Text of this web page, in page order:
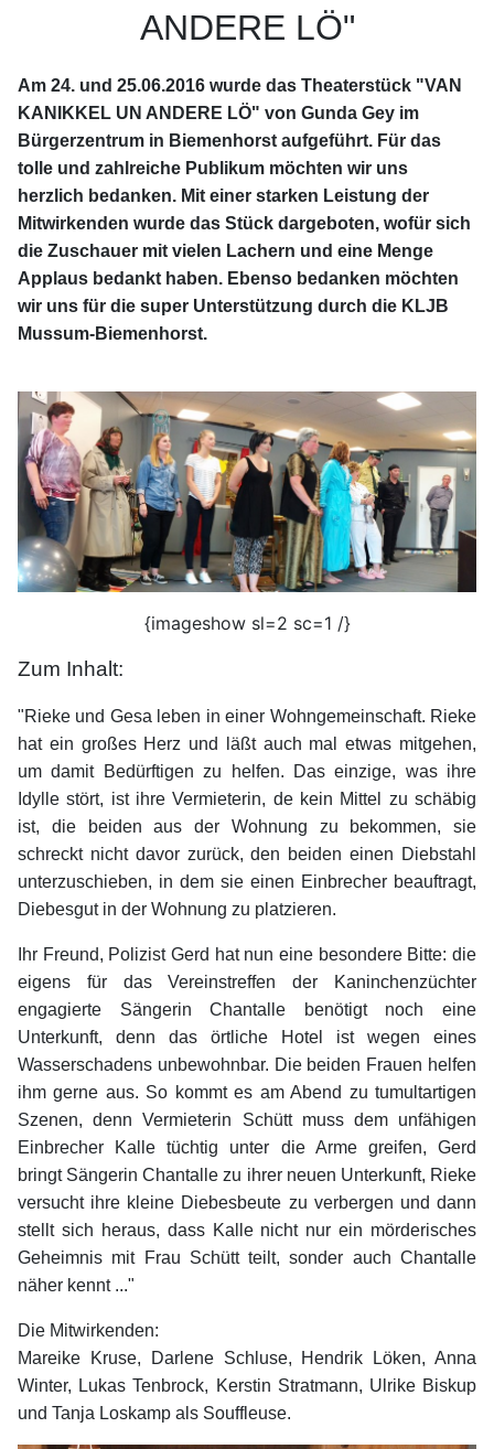
ANDERE LÖ"
Am 24. und 25.06.2016 wurde das Theaterstück "VAN
KANIKKEL UN ANDERE LÖ" von Gunda Gey im
Bürgerzentrum in Biemenhorst aufgeführt. Für das
tolle und zahlreiche Publikum möchten wir uns
herzlich bedanken. Mit einer starken Leistung der
Mitwirkenden wurde das Stück dargeboten, wofür sich
die Zuschauer mit vielen Lachern und eine Menge
Applaus bedankt haben. Ebenso bedanken möchten
wir uns für die super Unterstützung durch die KLJB
Mussum-Biemenhorst.
{imageshow sl=2 sc=1 /}
Zum Inhalt:
"Rieke und Gesa leben in einer Wohngemeinschaft. Rieke
hat ein großes Herz und läßt auch mal etwas mitgehen,
um damit Bedürftigen zu helfen. Das einzige, was ihre
Idylle stört, ist ihre Vermieterin, de kein Mittel zu schäbig
ist, die beiden aus der Wohnung zu bekommen, sie
schreckt nicht davor zurück, den beiden einen Diebstahl
unterzuschieben, in dem sie einen Einbrecher beauftragt,
Diebesgut in der Wohnung zu platzieren.
Ihr Freund, Polizist Gerd hat nun eine besondere Bitte: die
eigens für das Vereinstreffen der Kaninchenzüchter
engagierte Sängerin Chantalle benötigt noch eine
Unterkunft, denn das örtliche Hotel ist wegen eines
Wasserschadens unbewohnbar. Die beiden Frauen helfen
ihm gerne aus. So kommt es am Abend zu tumultartigen
Szenen, denn Vermieterin Schütt muss dem unfähigen
Einbrecher Kalle tüchtig unter die Arme greifen, Gerd
bringt Sängerin Chantalle zu ihrer neuen Unterkunft, Rieke
versucht ihre kleine Diebesbeute zu verbergen und dann
stellt sich heraus, dass Kalle nicht nur ein mörderisches
Geheimnis mit Frau Schütt teilt, sonder auch Chantalle
näher kennt ..."
Die Mitwirkenden:
Mareike Kruse, Darlene Schluse, Hendrik Löken, Anna
Winter, Lukas Tenbrock, Kerstin Stratmann, Ulrike Biskup
und Tanja Loskamp als Souffleuse.